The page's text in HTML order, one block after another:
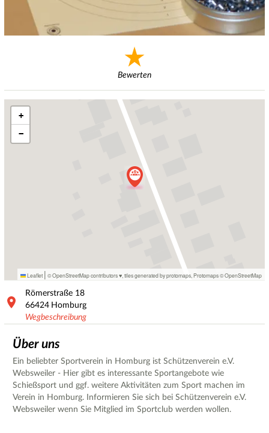
Bewerten
+
−
Leaflet | © OpenStreetMap contributors ♥, tiles generated by protomaps Protomaps©OpenStreetMap
Römerstraße 18
66424 Homburg
Wegbeschreibung
Über uns
Ein beliebter Sportverein in Homburg ist Schützenverein e.V.
Websweiler - Hier gibt es interessante Sportangebote wie
Schießsport und ggf. weitere Aktivitäten zum Sport machen im
Verein in Homburg. Informieren Sie sich bei Schützenverein e.V.
Websweiler wenn Sie Mitglied im Sportclub werden wollen.